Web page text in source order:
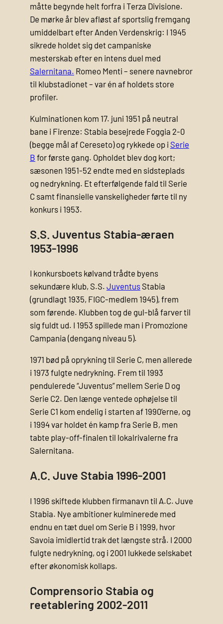
måtte begynde helt forfra i Terza Divisione.
De mørke år blev afløst af sportslig fremgang
umiddelbart efter Anden Verdenskrig: I 1945
sikrede holdet sig det campaniske
mesterskab efter en intens duel med
Salernitana. Romeo Menti – senere navnebror
til klub­stadionet – var én af holdets store
profiler.
Kulminationen kom 17. juni 1951 på neutral
bane i Firenze: Stabia besejrede Foggia 2-0
(begge mål af Cereseto) og rykkede op i Serie
B for første gang. Opholdet blev dog kort;
sæsonen 1951-52 endte med en sidsteplads
og nedrykning. Et efterfølgende fald til Serie
C samt finansielle vanskeligheder førte til ny
konkurs i 1953.
S.S. Juventus Stabia-æraen
1953-1996
I konkursboets kølvand trådte byens
sekundære klub, S.S. JuventusStabia
(grundlagt 1935, FIGC-medlem 1945), frem
som førende. Klubben tog de gul-blå farver til
sig fuldt ud. I 1953 spillede man i Promozione
Campania (dengang niveau 5).
1971 bød på oprykning til Serie C, men allerede
i 1973 fulgte nedrykning. Frem til 1993
pendulerede “Juventus” mellem Serie D og
Serie C2. Den længe ventede ophøjelse til
Serie C1 kom endelig i starten af 1990’erne, og
i 1994 var holdet én kamp fra Serie B, men
tabte play-off-finalen til lokalrivalerne fra
Salernitana.
A.C. Juve Stabia 1996-2001
I 1996 skiftede klubben firmanavn til A.C. Juve
Stabia. Nye ambitioner kulminerede med
endnu en tæt duel om Serie B i 1999, hvor
Savoia imidlertid trak det længste strå. I 2000
fulgte nedrykning, og i 2001 lukkede selskabet
efter økonomisk kollaps.
Comprensorio Stabia og
reetablering 2002-2011